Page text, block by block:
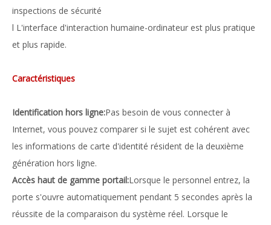
inspections de sécurité
l L'interface d'interaction humaine-ordinateur est plus pratique
et plus rapide.
Caractéristiques
Identification hors ligne:Pas besoin de vous connecter à
Internet, vous pouvez comparer si le sujet est cohérent avec
les informations de carte d'identité résident de la deuxième
génération hors ligne.
Accès haut de gamme portail:Lorsque le personnel entrez, la
porte s'ouvre automatiquement pendant 5 secondes après la
réussite de la comparaison du système réel. Lorsque le